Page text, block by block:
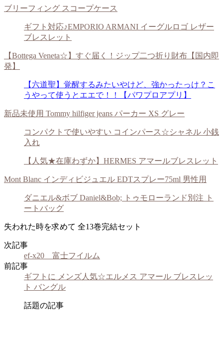
ブリーフィング スコープケース
ギフト対応♪EMPORIO ARMANI イーグルロゴ レザー
ブレスレット
【Bottega Veneta☆】すぐ届く！ジップ二つ折り財布【国内即
発】
【六道聖】覚醒するみたいやけど、強かったっけ？こ
うやって使うとエエで！！【パワプロアプリ】
新品未使用 Tommy hilfiger jeans パーカー XS グレー
コンパクトで使いやすい コインパース☆シャネル 小銭
入れ
【人気★在庫わずか】HERMES アマールブレスレット
Mont Blanc インディビジュエル EDTスプレー75ml 男性用
ダニエル&ボブ Daniel&Bob; トゥモローランド別注 ト
ートバッグ
失われた時を求めて 全13巻完結セット
次記事
ef-x20 富士フイルム
前記事
ギフトに メンズ人気☆エルメス アマール ブレスレッ
ト バングル
話題の記事